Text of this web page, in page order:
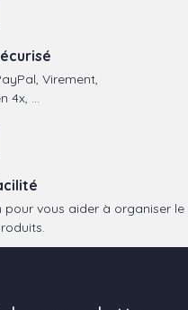
Virement,
4x, ...
vous aider à organiser le